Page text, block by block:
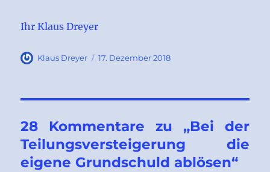
Ihr Klaus Dreyer
Autor
Klaus Dreyer
Veröffentlicht
17. Dezember 2018
28 Kommentare zu „Bei der
Teilungsversteigerung die
eigene Grundschuld ablösen“